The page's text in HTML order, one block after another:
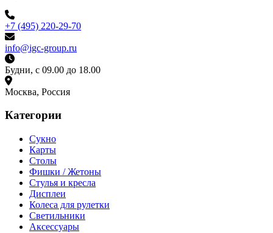
+7 (495) 220-29-70
info@igc-group.ru
Будни, с 09.00 до 18.00
Москва, Россия
Категории
Сукно
Карты
Столы
Фишки / Жетоны
Стулья и кресла
Дисплеи
Колеса для рулетки
Светильники
Аксессуары